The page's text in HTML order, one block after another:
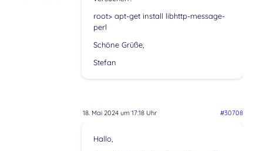
root> apt-get install libhttp-message-
perl
Schöne Grüße,
Stefan
18. Mai 2024 um 17:18 Uhr #30708
Hallo,